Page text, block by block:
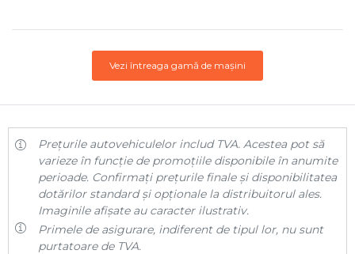
Vezi întreaga gamă de mașini
Prețurile autovehiculelor includ TVA. Acestea pot să
varieze în funcție de promoțiile disponibile în anumite
perioade. Confirmați prețurile finale și disponibilitatea
dotărilor standard și opționale la distribuitorul ales.
Imaginile afișate au caracter ilustrativ.
Primele de asigurare, indiferent de tipul lor, nu sunt
purtatoare de TVA.